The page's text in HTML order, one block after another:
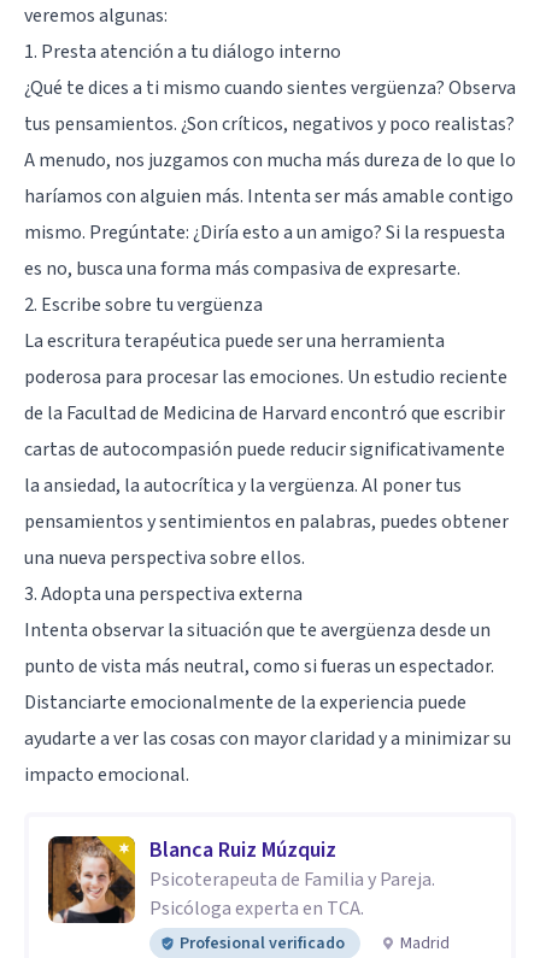
veremos algunas:
1. Presta atención a tu diálogo interno
¿Qué te dices a ti mismo cuando sientes vergüenza? Observa
tus pensamientos. ¿Son críticos, negativos y poco realistas?
A menudo, nos juzgamos con mucha más dureza de lo que lo
haríamos con alguien más. Intenta ser más amable contigo
mismo. Pregúntate: ¿Diría esto a un amigo? Si la respuesta
es no, busca una forma más compasiva de expresarte.
2. Escribe sobre tu vergüenza
La escritura terapéutica puede ser una herramienta
poderosa para procesar las emociones. Un estudio reciente
de la Facultad de Medicina de Harvard encontró que escribir
cartas de autocompasión puede reducir significativamente
la ansiedad, la autocrítica y la vergüenza. Al poner tus
pensamientos y sentimientos en palabras, puedes obtener
una nueva perspectiva sobre ellos.
3. Adopta una perspectiva externa
Intenta observar la situación que te avergüenza desde un
punto de vista más neutral, como si fueras un espectador.
Distanciarte emocionalmente de la experiencia puede
ayudarte a ver las cosas con mayor claridad y a minimizar su
impacto emocional.
Blanca Ruiz Múzquiz
Psicoterapeuta de Familia y Pareja.
Psicóloga experta en TCA.
Profesional verificado
Madrid